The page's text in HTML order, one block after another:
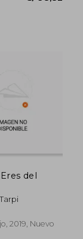
del
2019, Nuevo